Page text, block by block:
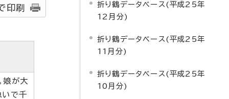
印刷
娘が大
いで千
折り鶴データベース(平成25年
12月分)
折り鶴データベース(平成25年
11月分)
折り鶴データベース(平成25年
10月分)